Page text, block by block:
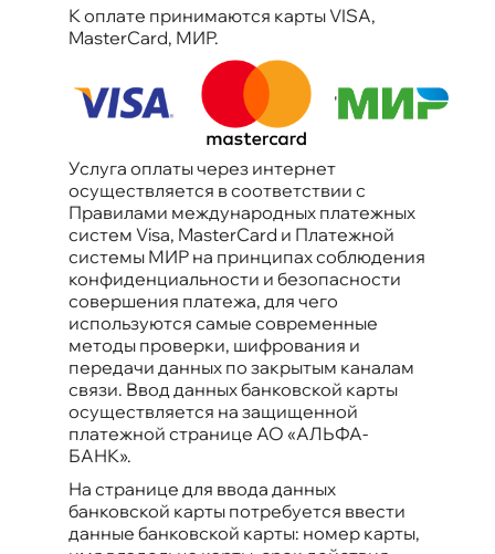
К оплате принимаются карты VISA,
MasterCard, МИР.
'
Услуга оплаты через интернет
осуществляется в соответствии с
Правилами международных платежных
систем Visa, MasterCard и Платежной
системы МИР на принципах соблюдения
конфиденциальности и безопасности
совершения платежа, для чего
используются самые современные
методы проверки, шифрования и
передачи данных по закрытым каналам
связи. Ввод данных банковской карты
осуществляется на защищенной
платежной странице АО «АЛЬФА-
БАНК».
На странице для ввода данных
банковской карты потребуется ввести
данные банковской карты: номер карты,